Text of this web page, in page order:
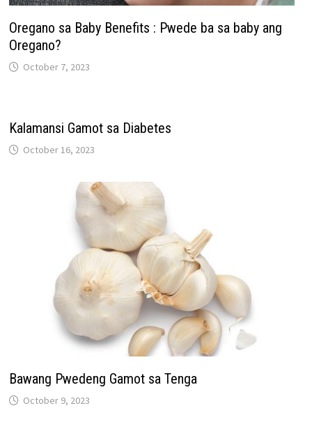
Oregano sa Baby Benefits : Pwede ba sa baby ang
Oregano?
October 7, 2023
Kalamansi Gamot sa Diabetes
October 16, 2023
Bawang Pwedeng Gamot sa Tenga
October 9, 2023